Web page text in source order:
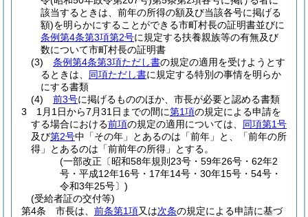
該当するときは、前年の所得の額及び当該各号に掲げる
額)を明らかにすることができる市町村長の証明書並びに
条例第4条第3項第2号に規定する扶養親族等の有無及び
数について市町村長の証明書
(3)
条例第4条第3項ただし書の規定の適用を受けようとす
るときは、 同項ただし書に規定する特別の事情を明らか
にする書類
(4)
前3号に掲げるもののほか、市長が必要と認める書類
3
1月1日から7月31日までの間に第1項の規定による申請を
する場合における前項の規定の適用については、 同項第1号
及び第2号中「その年」とあるのは「前年」と、「前年の所
得」とあるのは「前前年の所得」とする。
(一部改正〔昭和58年規則23号・59年26号・62年2
号・平成12年16号・17年14号・30年15号・54号・
令和3年25号〕)
(受給者証の交付等)
第4条
市長は、 前条第1項又は次条の規定による申請に基づ